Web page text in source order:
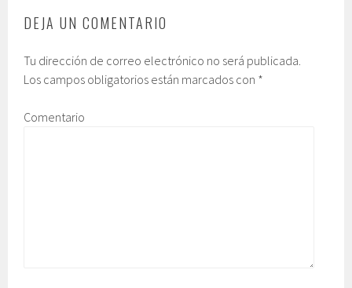
DEJA UN COMENTARIO
Tu dirección de correo electrónico no será publicada.
Los campos obligatorios están marcados con *
Comentario